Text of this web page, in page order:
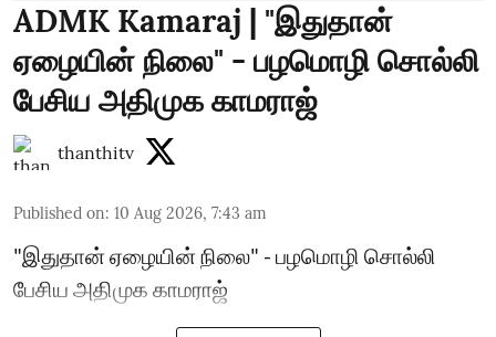
ADMK Kamaraj | "இதுதான்
ஏழையின் நிலை" - பழமொழி சொல்லி
பேசிய அதிமுக காமராஜ்
thanthitv
Published on: 10 Aug 2026, 7:43 am
"இதுதான் ஏழையின் நிலை" - பழமொழி சொல்லி
பேசிய அதிமுக காமராஜ்